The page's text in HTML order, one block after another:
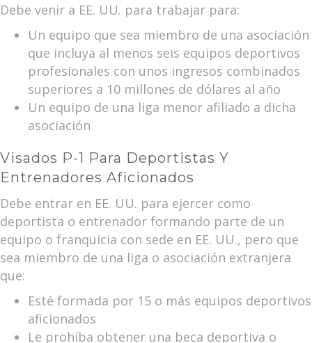
Debe venir a EE. UU. para trabajar para:
Un equipo que sea miembro de una asociación
que incluya al menos seis equipos deportivos
profesionales con unos ingresos combinados
superiores a 10 millones de dólares al año
Un equipo de una liga menor afiliado a dicha
asociación
Visados P-1 Para Deportistas Y
Entrenadores Aficionados
Debe entrar en EE. UU. para ejercer como
deportista o entrenador formando parte de un
equipo o franquicia con sede en EE. UU., pero que
sea miembro de una liga o asociación extranjera
que:
Esté formada por 15 o más equipos deportivos
aficionados
Le prohíba obtener una beca deportiva o